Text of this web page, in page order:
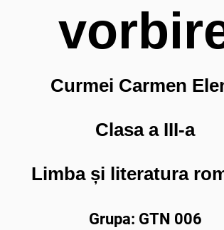
Curmei Carmen
Clasa a III-a
Limba și literatura
Grupa: GTN 006